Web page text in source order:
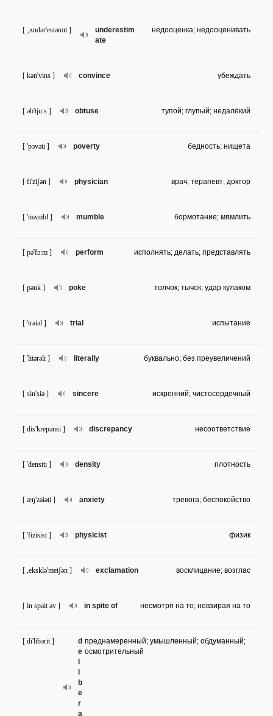
underestim
ate
[ ‚ʌndər'estəmɪt ] недооценка; недооценивать
convince
[ kən'vins ] убеждать
obtuse
[ əb'tju:s ] тупой; глупый; недалёкий
poverty
[ 'pɔvəti ] бедность; нищета
physician
[ fi'ziʃən ] врач; терапевт; доктор
mumble
[ 'mʌmbl ] бормотание; мямлить
perform
[ pə'fɔ:m ] исполнять; делать; представлять
poke
[ pəuk ] толчок; тычок; удар кулаком
trial
[ 'traiəl ] испытание
literally
[ 'litərəli ] буквально; без преувеличений
sincere
[ sin'siə ] искренний; чистосердечный
discrepancy
[ dis'krepənsi ] несоответствие
density
[ 'densiti ] плотность
anxiety
[ æŋ'zaiəti ] тревога; беспокойство
physicist
[ 'fizisist ] физик
exclamation
[ ,eksklə'meiʃən ] восклицание; возглас
in spite of
[ in spait əv ] несмотря на то; невзирая на то
d
e
i
b
e
r
a
[ di'libərit ]
преднамеренный; умышленный; обдуманный;
осмотрительный